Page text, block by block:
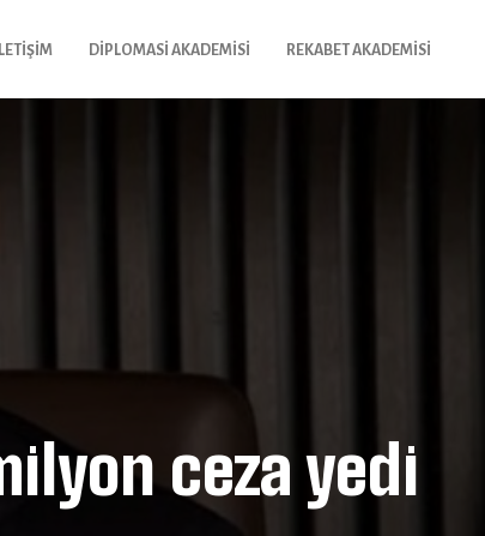
İLETIŞIM DIPLOMASI AKADEMISI REKABET AKADEMISI
ceza yedi